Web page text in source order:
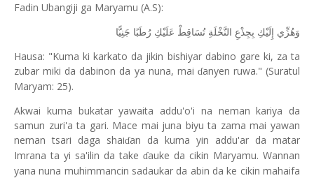
Fadin Ubangiji ga Maryamu (A.S):
وَهُزِّي إِلَيْكِ بِجِذْعِ النَّخْلَةِ تُسَاقِطْ عَلَيْكِ رُطَبًا جَنِيًّا
Hausa: "Kuma ki karkato da jikin bishiyar dabino gare ki, za ta
zubar miki da dabinon da ya nuna, mai ɗanyen ruwa." (Suratul
Maryam: 25).
Akwai kuma bukatar yawaita addu'o'i na neman kariya da
samun zuri'a ta gari. Mace mai juna biyu ta zama mai yawan
neman tsari daga shaiɗan da kuma yin addu'ar da matar
Imrana ta yi sa'ilin da take ɗauke da cikin Maryamu. Wannan
yana nuna muhimmancin sadaukar da abin da ke cikin mahaifa